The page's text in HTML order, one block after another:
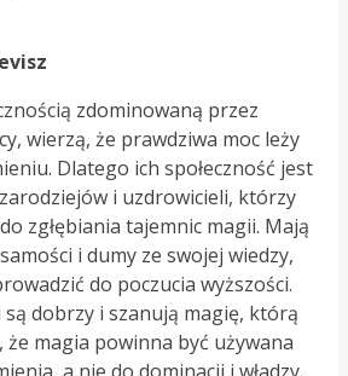
zdominowaną przez
wierzą, że prawdziwa moc leży
Dlatego ich społeczność jest
i uzdrowicieli, którzy
zgłębiania tajemnic magii. Mają
i dumy ze swojej wiedzy,
do poczucia wyższości.
dobrzy i szanują magię, którą
że magia powinna być używana